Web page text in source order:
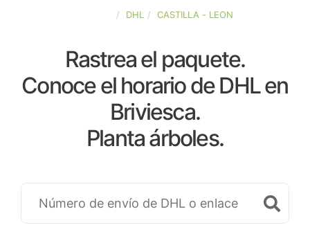
DHL CASTILLA - LEON
Rastrea el paquete.
Conoce el horario de DHL en
Briviesca.
Planta árboles.